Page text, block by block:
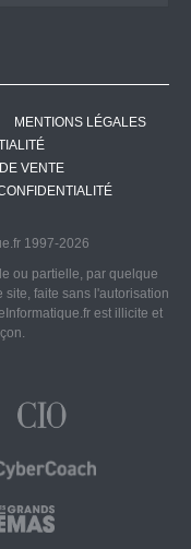
MENTIONS LÉGALES
VENTE
1997-2026
ou partielle, par quelque
faite sans l'autorisation
est illicite et